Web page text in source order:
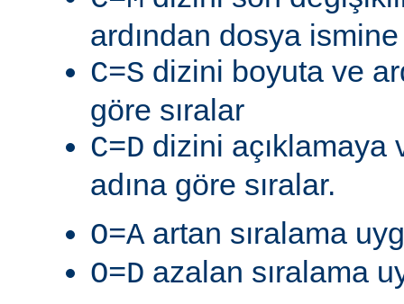
ardından dosya
C=S dizini boyuta ve
göre sıralar
C=D dizini açıklamaya
adına göre sıralar.
O=A artan sıralama
O=D azalan sıralama